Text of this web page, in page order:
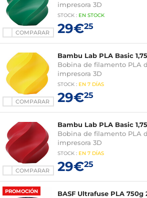
COMPARAR
impresora 3D
STOCK : EN STOCK
29€25
COMPARAR
Bambu Lab PLA Basic
Bobina de filamento PLA
impresora 3D
STOCK : EN 7 DÍAS
29€25
COMPARAR
Bambu Lab PLA Basic
Bobina de filamento PLA
impresora 3D
STOCK : EN 7 DÍAS
29€25
PROMOCIÓN
BASF Ultrafuse PLA